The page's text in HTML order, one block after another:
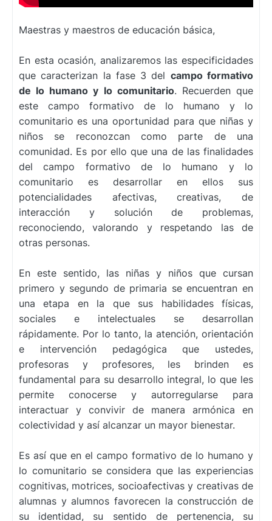
Maestras y maestros de educación básica,
En esta ocasión, analizaremos las especificidades
que caracterizan la fase 3 del campo formativo
de lo humano y lo comunitario. Recuerden que
este campo formativo de lo humano y lo
comunitario es una oportunidad para que niñas y
niños se reconozcan como parte de una
comunidad. Es por ello que una de las finalidades
del campo formativo de lo humano y lo
comunitario es desarrollar en ellos sus
potencialidades afectivas, creativas, de
interacción y solución de problemas,
reconociendo, valorando y respetando las de
otras personas.
En este sentido, las niñas y niños que cursan
primero y segundo de primaria se encuentran en
una etapa en la que sus habilidades físicas,
sociales e intelectuales se desarrollan
rápidamente. Por lo tanto, la atención, orientación
e intervención pedagógica que ustedes,
profesoras y profesores, les brinden es
fundamental para su desarrollo integral, lo que les
permite conocerse y autorregularse para
interactuar y convivir de manera armónica en
colectividad y así alcanzar un mayor bienestar.
Es así que en el campo formativo de lo humano y
lo comunitario se considera que las experiencias
cognitivas, motrices, socioafectivas y creativas de
alumnas y alumnos favorecen la construcción de
su identidad, su sentido de pertenencia, su